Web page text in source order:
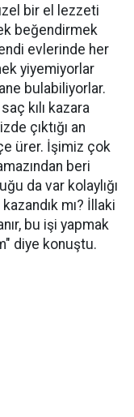
bir el lezzeti
beğendirmek
evlerinde her
yiyemiyorlar
bulabiliyorlar.
kılı kazara
çıktığı an
ürer. İşimiz çok
beri
da var kolaylığı
mı? İllaki
bu işi yapmak
diye konuştu.